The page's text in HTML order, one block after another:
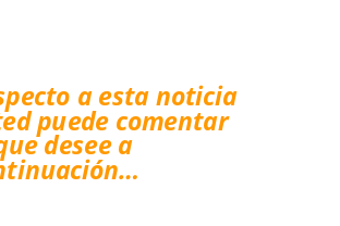
a esta noticia
puede comentar
desee a